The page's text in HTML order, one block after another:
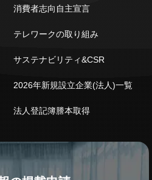
消費者志向自主宣言
テレワークの取り組み
サステナビリティ&CSR
2026年新規設立企業(法人)一覧
法人登記簿謄本取得